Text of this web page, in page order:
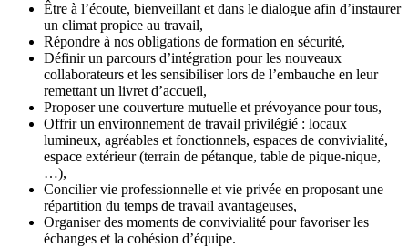
Être à l’écoute, bienveillant et dans le dialogue afin d’instaurer
un climat propice au travail,
Répondre à nos obligations de formation en sécurité,
Définir un parcours d’intégration pour les nouveaux
collaborateurs et les sensibiliser lors de l’embauche en leur
remettant un livret d’accueil,
Proposer une couverture mutuelle et prévoyance pour tous,
Offrir un environnement de travail privilégié : locaux
lumineux, agréables et fonctionnels, espaces de convivialité,
espace extérieur (terrain de pétanque, table de pique-nique,
…),
Concilier vie professionnelle et vie privée en proposant une
répartition du temps de travail avantageuses,
Organiser des moments de convivialité pour favoriser les
échanges et la cohésion d’équipe.